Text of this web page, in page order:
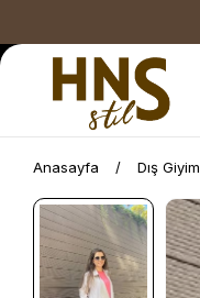
Anasayfa Dış Giyim